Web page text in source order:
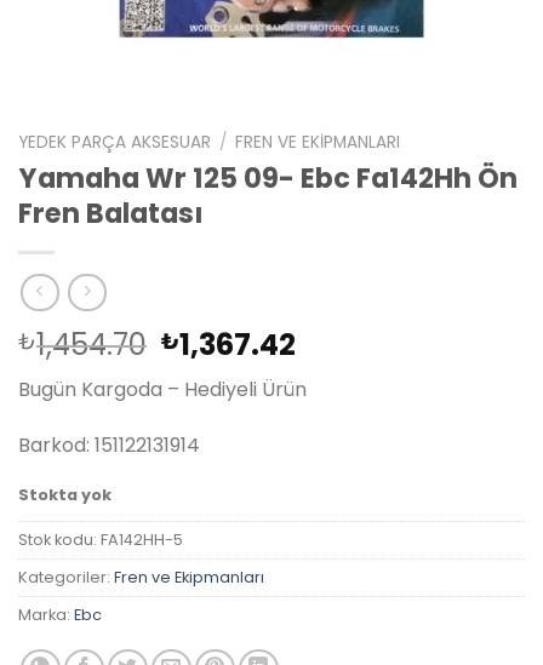
YEDEK PARÇA AKSESUAR / FREN VE EKIPMANLARI
Yamaha Wr 125 09- Ebc Fa142Hh Ön
Fren Balatası
₺1,454.70 Orijinal
fiyat:
₺1,454.70.
₺1,367.42
fiyat:
Bugün Kargoda – Hediyeli Ürün
Barkod: 151122131914
Stokta yok
Stok kodu: FA142HH-5
Kategoriler: Fren ve Ekipmanları
Marka: Ebc